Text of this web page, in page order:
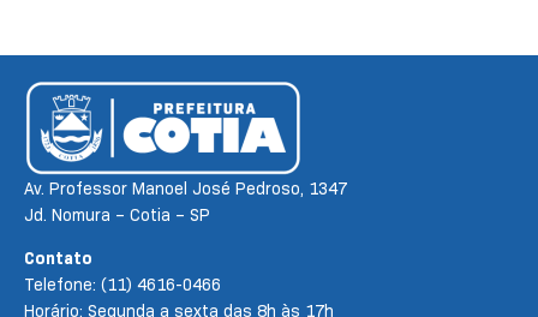
Av. Professor Manoel José Pedroso, 1347
Jd. Nomura – Cotia – SP
Contato
Telefone: (11) 4616-0466
Horário: Segunda a sexta das 8h às 17h